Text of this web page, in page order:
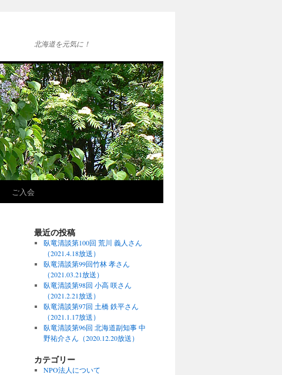
北海道を元気に！
ご入会
最近の投稿
臥竜清談第100回 荒川 義人さん
（2021.4.18放送）
臥竜清談第99回竹林 孝さん
（2021.03.21放送）
臥竜清談第98回 小高 咲さん
（2021.2.21放送）
臥竜清談第97回 土橋 鉄平さん
（2021.1.17放送）
臥竜清談第96回 北海道副知事 中
野祐介さん（2020.12.20放送）
カテゴリー
NPO法人について